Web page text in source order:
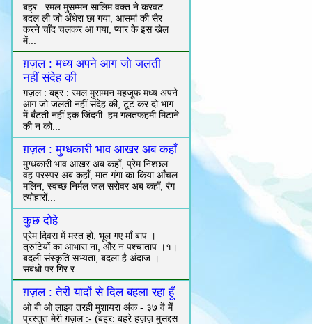
बह्र : रमल मुसम्मन सालिम वक्त ने करवट
बदल ली जो अँधेरा छा गया, आसमां की सैर
करने चाँद चलकर आ गया, प्यार के इस खेल
में...
ग़ज़ल : मध्य अपने आग जो जलती
नहीं संदेह की
ग़ज़ल : बह्र : रमल मुसम्मन महजूफ मध्य अपने
आग जो जलती नहीं संदेह की, टूट कर दो भाग
में बँटती नहीं इक जिंदगी. हम गलतफहमी मिटाने
की न को...
ग़ज़ल : मुग्धकारी भाव आखर अब कहाँ
मुग्धकारी भाव आखर अब कहाँ, प्रेम निश्छल
वह परस्पर अब कहाँ, मात गंगा का किया आँचल
मलिन, स्वच्छ निर्मल जल सरोवर अब कहाँ, रंग
त्योहारों...
कुछ दोहे
प्रेम दिवस में मस्त हो, भूल गए माँ बाप ।
त्रुटियों का आभास ना, और न पश्चाताप ।१।
बदली संस्कृति सभ्यता, बदला है अंदाज ।
संबंधो पर गिर र...
ग़ज़ल : तेरी यादों से दिल बहला रहा हूँ
ओ बी ओ लाइव तरही मुशायरा अंक - ३७ वें में
प्रस्तुत मेरी ग़ज़ल :- (बह्र: बहरे हज़ज़ मुसद्दस